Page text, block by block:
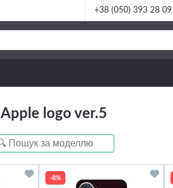
+38 (050) 393 28 09
Apple logo ver.5
-8%